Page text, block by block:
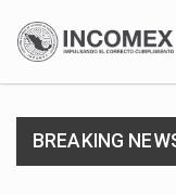
BREAKING